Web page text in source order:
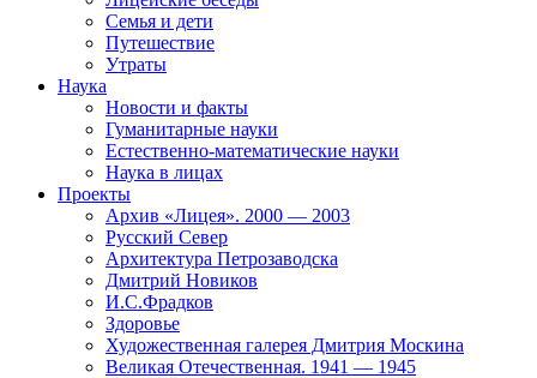
Семья и дети
Путешествие
Утраты
Наука
Новости и факты
Гуманитарные науки
Естественно-математические науки
Наука в лицах
Проекты
Архив «Лицея». 2000 — 2003
Русский Север
Архитектура Петрозаводска
Дмитрий Новиков
И.С.Фрадков
Здоровье
Художественная галерея Дмитрия Москина
Великая Отечественная. 1941 — 1945